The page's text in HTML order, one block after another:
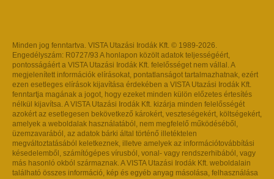
Minden jog fenntartva. VISTA Utazási Irodák Kft. © 1989-2026.
Engedélyszám: R0727/93 A honlapon közölt adatok teljességéért,
pontosságáért a VISTA Utazási Irodák Kft. felelősséget nem vállal. A
megjelenített információk elírásokat, pontatlanságot tartalmazhatnak, ezért
ezen esetleges elírások kijavítása érdekében a VISTA Utazási Irodák Kft.
fenntartja magának a jogot, hogy ezeket minden külön előzetes értesítés
nélkül kijavítsa. A VISTA Utazási Irodák Kft. kizárja minden felelősségét
azokért az esetlegesen bekövetkező károkért, veszteségekért, költségekért,
amelyek a weboldalak használatából, nem megfelelő működéséből,
üzemzavarából, az adatok bárki által történő illetéktelen
megváltoztatásából keletkeznek, illetve amelyek az információtovábbítási
késedelemből, számítógépes vírusból, vonal- vagy rendszerhibából, vagy
más hasonló okból származnak. A VISTA Utazási Irodák Kft. weboldalain
található összes információ, kép és egyéb anyag másolása, felhasználása